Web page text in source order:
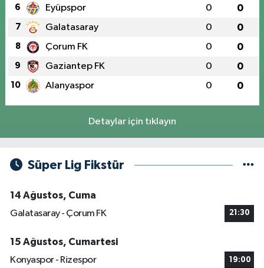
6 Eyüpspor 0 0
7 Galatasaray 0 0
8 Çorum FK 0 0
9 Gaziantep FK 0 0
10 Alanyaspor 0 0
Detaylar için tıklayın
Süper Lig Fikstür
14 Ağustos, Cuma
Galatasaray - Çorum FK
21:30
15 Ağustos, Cumartesi
Konyaspor - Rizespor
19:00